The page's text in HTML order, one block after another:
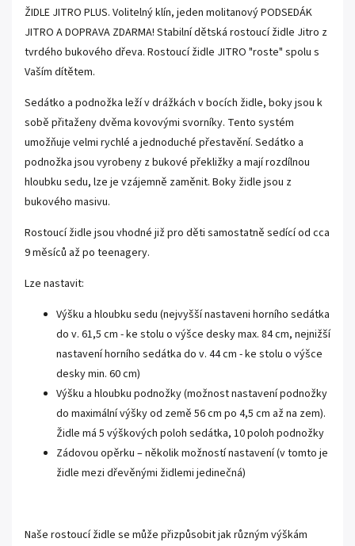
ŽIDLE JITRO PLUS. Volitelný klín, jeden molitanový PODSEDÁK
JITRO A DOPRAVA ZDARMA! Stabilní dětská rostoucí židle Jitro z
tvrdého bukového dřeva. Rostoucí židle JITRO "roste" spolu s
Vaším dítětem.
Sedátko a podnožka leží v drážkách v bocích židle, boky jsou k
sobě přitaženy dvěma kovovými svorníky. Tento systém
umožňuje velmi rychlé a jednoduché přestavění. Sedátko a
podnožka jsou vyrobeny z bukové překližky a mají rozdílnou
hloubku sedu, lze je vzájemně zaměnit. Boky židle jsou z
bukového masivu.
Rostoucí židle jsou vhodné již pro děti samostatně sedící od cca
9 měsíců až po teenagery.
Lze nastavit:
Výšku a hloubku sedu (nejvyšší nastaveni horního sedátka
do v. 61,5 cm - ke stolu o výšce desky max. 84 cm, nejnižší
nastavení horního sedátka do v. 44 cm - ke stolu o výšce
desky min. 60 cm)
Výšku a hloubku podnožky (možnost nastavení podnožky
do maximální výšky od země 56 cm po 4,5 cm až na zem).
Židle má 5 výškových poloh sedátka, 10 poloh podnožky
Zádovou opěrku – několik možností nastavení (v tomto je
židle mezi dřevěnými židlemi jedinečná)
Naše rostoucí židle se může přizpůsobit jak různým výškám